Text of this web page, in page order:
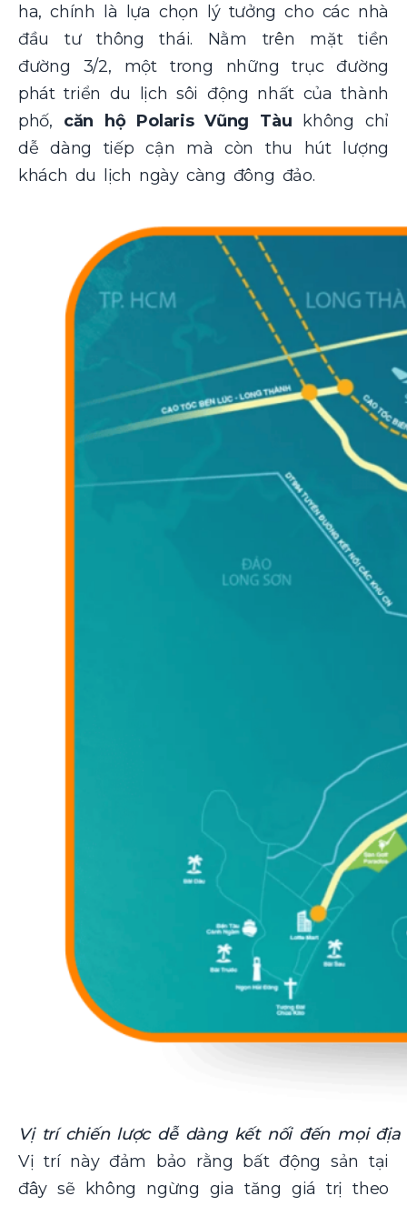
ha, chính là lựa chọn lý tưởng cho các nhà
đầu tư thông thái. Nằm trên mặt tiền
đường 3/2, một trong những trục đường
phát triển du lịch sôi động nhất của thành
phố, căn hộ Polaris Vũng Tàu không chỉ
dễ dàng tiếp cận mà còn thu hút lượng
khách du lịch ngày càng đông đảo.
Vị trí chiến lược dễ dàng kết nối đến mọi
Vị trí này đảm bảo rằng bất động sản tại
đây sẽ không ngừng gia tăng giá trị theo